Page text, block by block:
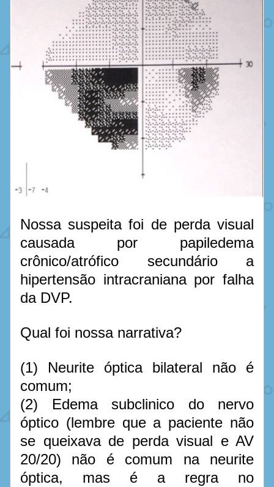
Nossa suspeita foi de perda visual
causada por papiledema
crônico/atrófico secundário a
hipertensão intracraniana por falha
da DVP.
Qual foi nossa narrativa?
(1) Neurite óptica bilateral não é
comum;
(2) Edema subclinico do nervo
óptico (lembre que a paciente não
se queixava de perda visual e AV
20/20) não é comum na neurite
óptica, mas é a regra no